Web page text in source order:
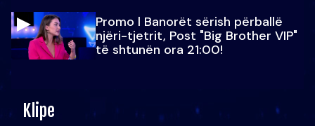
Promo l Banorët sërish përballë
njëri-tjetrit, Post "Big Brother VIP"
të shtunën ora 21:00!
Klipe